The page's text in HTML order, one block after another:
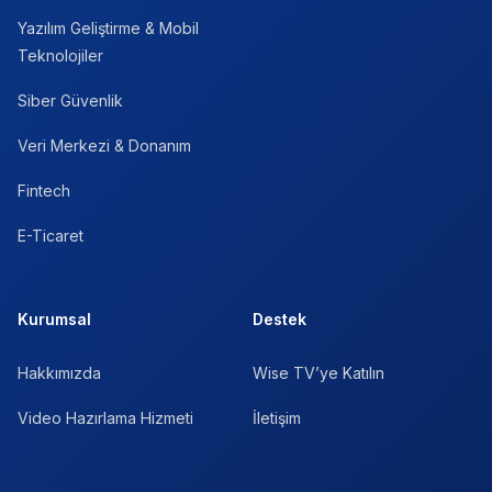
Yazılım Geliştirme & Mobil
Teknolojiler
Siber Güvenlik
Veri Merkezi & Donanım
Fintech
E-Ticaret
Kurumsal
Hakkımızda
Video Hazırlama Hizmeti
Destek
Wise TV’ye Katılın
İletişim